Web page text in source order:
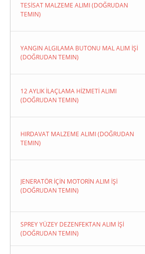
TESİSAT MALZEME ALIMI (DOĞRUDAN
TEMIN)
YANGIN ALGILAMA BUTONU MAL ALIM İŞİ
(DOĞRUDAN TEMIN)
12 AYLIK İLAÇLAMA HİZMETİ ALIMI
(DOĞRUDAN TEMIN)
HIRDAVAT MALZEME ALIMI (DOĞRUDAN
TEMIN)
JENERATÖR İÇİN MOTORİN ALIM İŞİ
(DOĞRUDAN TEMIN)
SPREY YÜZEY DEZENFEKTAN ALIM İŞİ
(DOĞRUDAN TEMIN)